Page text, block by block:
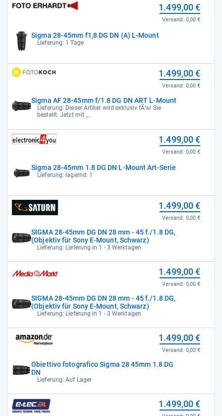
Sigma 28-45mm f1,8 DG DN (A) L-Mount
Lieferung: 1 Tage
1.499,00 €
Versand: 0,00 €
Sigma AF 28-45mm f/1.8 DG DN ART L-Mount
Lieferung: Dieser Artikel wird exklusiv fÃ¼r Sie
bestellt. Jetzt mit ,...
1.499,00 €
Versand: 0,00 €
Sigma 28-45mm 1.8 DG DN L-Mount Art-Serie
Lieferung: lagernd: 1
1.499,00 €
Versand: 0,00 €
SIGMA 28-45mm DG DN 28 mm - 45 f./1.8 DG,
(Objektiv für Sony E-Mount, Schwarz)
Lieferung: Lieferung in 1 - 3 Werktagen
1.499,00 €
Versand: 0,00 €
SIGMA 28-45mm DG DN 28 mm - 45 f./1.8 DG,
(Objektiv für Sony E-Mount, Schwarz)
Lieferung: Lieferung in 1 - 3 Werktagen
1.499,00 €
Versand: 0,00 €
Obiettivo fotografico Sigma 28 45mm 1.8 DG
DN
Lieferung: Auf Lager
1.499,00 €
Versand: 0,00 €
1.499,00 €